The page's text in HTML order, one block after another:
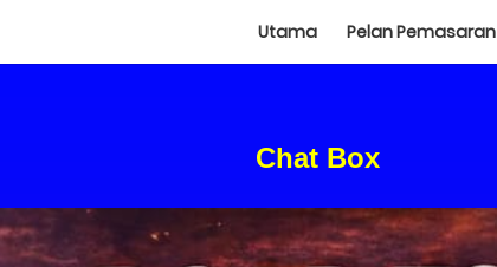
Utama Pelan Pemasaran
Chat Box